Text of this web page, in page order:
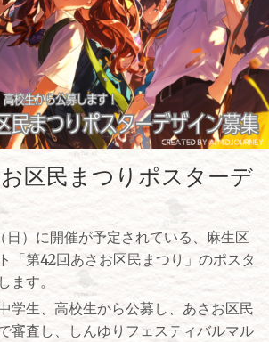
区民まつりポスターデ
日）に開催が予定されている、麻生区
「第42回あさお区民まつり」のポスタ
ます。
学生、高校生から公募し、あさお区民
審査し、しんゆりフェスティバルマル